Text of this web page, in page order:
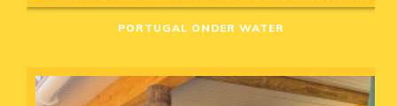
PORTUGAL ONDER WATER